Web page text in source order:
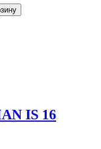
IS 16